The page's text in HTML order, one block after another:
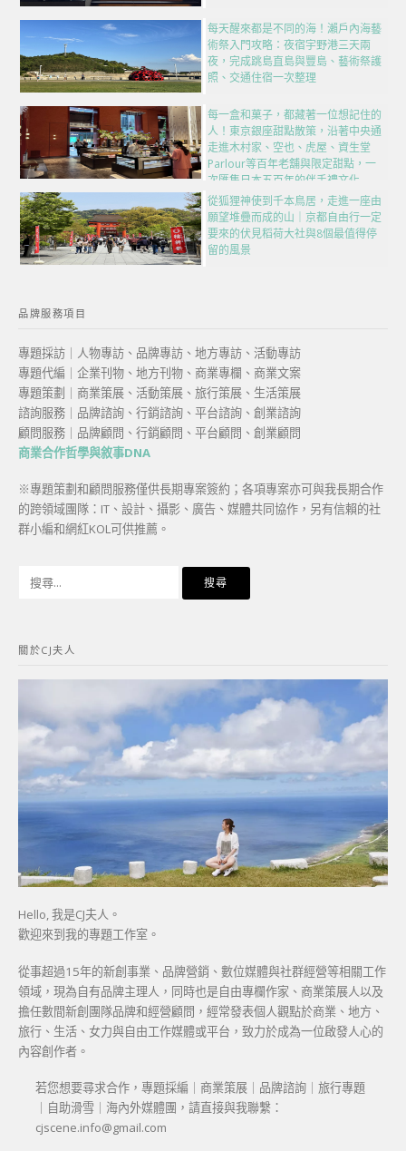
每天醒來都是不同的海！瀨戶內海藝
術祭入門攻略：夜宿宇野港三天兩
夜，完成跳島直島與豐島、藝術祭護
照、交通住宿一次整理
每一盒和菓子，都藏著一位想記住的
人！東京銀座甜點散策，沿著中央通
走進木村家、空也、虎屋、資生堂
Parlour等百年老舖與限定甜點，一
次匯集日本五百年的伴手禮文化
從狐狸神使到千本鳥居，走進一座由
願望堆疊而成的山｜京都自由行一定
要來的伏見稻荷大社與8個最值得停
留的風景
品牌服務項目
專題採訪｜人物專訪、品牌專訪、地方專訪、活動專訪
專題代編｜企業刊物、地方刊物、商業專欄、商業文案
專題策劃｜商業策展、活動策展、旅行策展、生活策展
諮詢服務｜品牌諮詢、行銷諮詢、平台諮詢、創業諮詢
顧問服務｜品牌顧問、行銷顧問、平台顧問、創業顧問
商業合作哲學與敘事DNA
※專題策劃和顧問服務僅供長期專案簽約；各項專案亦可與我長期合作
的跨領域團隊：IT、設計、攝影、廣告、媒體共同協作，另有信賴的社
群小編和網紅KOL可供推薦。
字:
關於CJ夫人
Hello, 我是CJ夫人。
歡迎來到我的專題工作室。
從事超過15年的新創事業、品牌營銷、數位媒體與社群經營等相關工作
領域，現為自有品牌主理人，同時也是自由專欄作家、商業策展人以及
擔任數間新創團隊品牌和經營顧問，經常發表個人觀點於商業、地方、
旅行、生活、女力與自由工作媒體或平台，致力於成為一位啟發人心的
內容創作者。
若您想要尋求合作，專題採編｜商業策展｜品牌諮詢｜旅行專題
｜自助滑雪｜海內外媒體團，請直接與我聯繫：
cjscene.info@gmail.com